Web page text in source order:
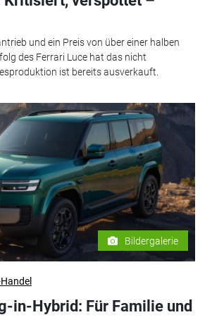
und ein Preis von über einer halben
des Ferrari Luce hat das nicht
ist bereits ausverkauft.
Bildergalerie
in-Hybrid: Für Familie und